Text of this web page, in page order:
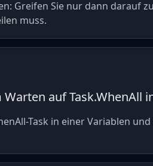
Greifen Sie nur dann darauf
muss.
auf Task.WhenAll
Task in einer Variablen und